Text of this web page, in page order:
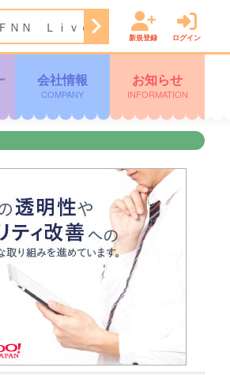
ＦＮＮ Ｌｉｖｅ Ｎｅｗｓ ｄａｙｓ
新規登録 ログイン
会社情報
COMPANY
お知らせ
INFORMATION